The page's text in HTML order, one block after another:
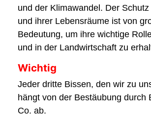
und der Klimawandel. Der
und ihrer Lebensräume ist von
Bedeutung, um ihre wichtige
und in der Landwirtschaft zu
Wichtig
Jeder dritte Bissen, den wir zu
hängt von der Bestäubung durch
Co. ab.